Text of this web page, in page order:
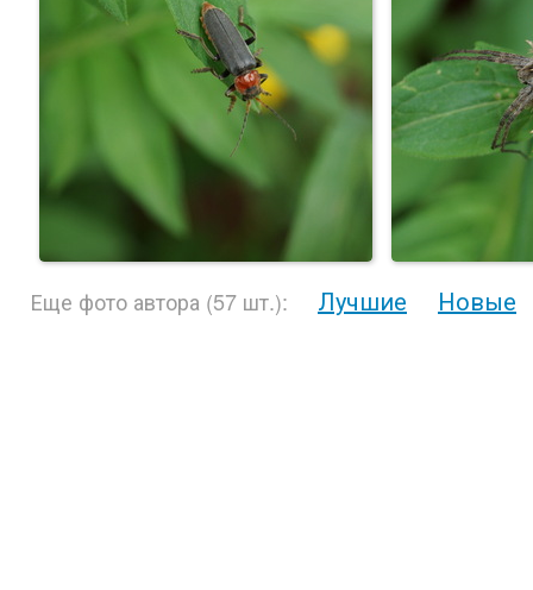
Еще фото автора (57 шт.): Лучшие Новые